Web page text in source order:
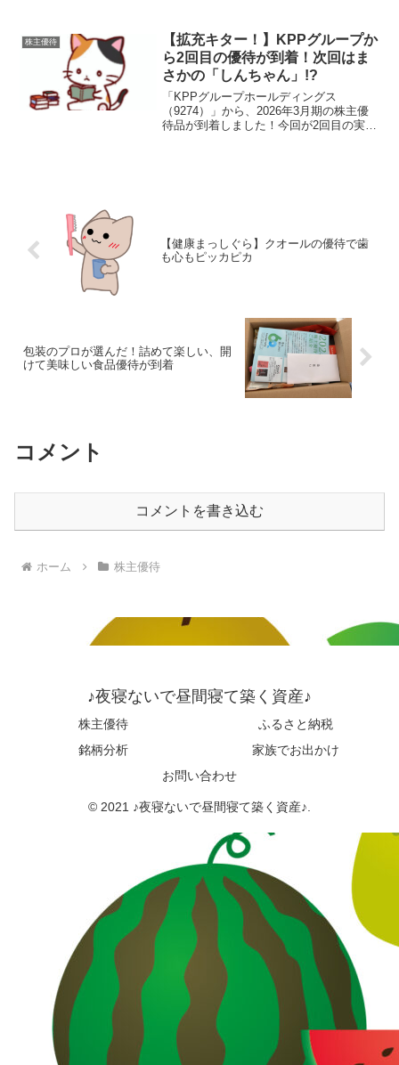
100株以上を保有する株主を対象にカタロ
グギフトが贈...
株主優待
【拡充キター！】KPPグループか
ら2回目の優待が到着！次回はま
さかの「しんちゃん」!?
「KPPグループホールディングス
（9274）」から、2026年3月期の株主優
待品が到着しました！今回が2回目の実施
【健康まっしぐら】クオールの優待で歯
も心もピッカピカ
包装のプロが選んだ！詰めて楽しい、開
けて美味しい食品優待が到着
コメント
コメントを書き込む
ホーム 株主優待
♪夜寝ないで昼間寝て築く資産♪
株主優待
ふるさと納税
銘柄分析
家族でお出かけ
お問い合わせ
© 2021 ♪夜寝ないで昼間寝て築く資産♪.